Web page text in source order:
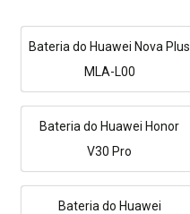
Bateria do Huawei Nova Plus
MLA-L00
Bateria do Huawei Honor
V30 Pro
Bateria do Huawei